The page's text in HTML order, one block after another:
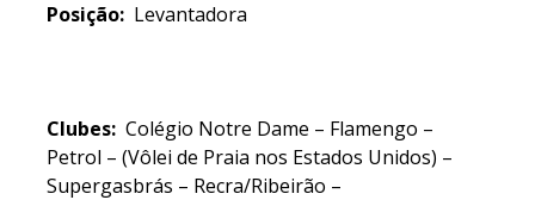
Posição: Levantadora
Clubes: Colégio Notre Dame – Flamengo –
Petrol – (Vôlei de Praia nos Estados Unidos) –
Supergasbrás – Recra/Ribeirão –